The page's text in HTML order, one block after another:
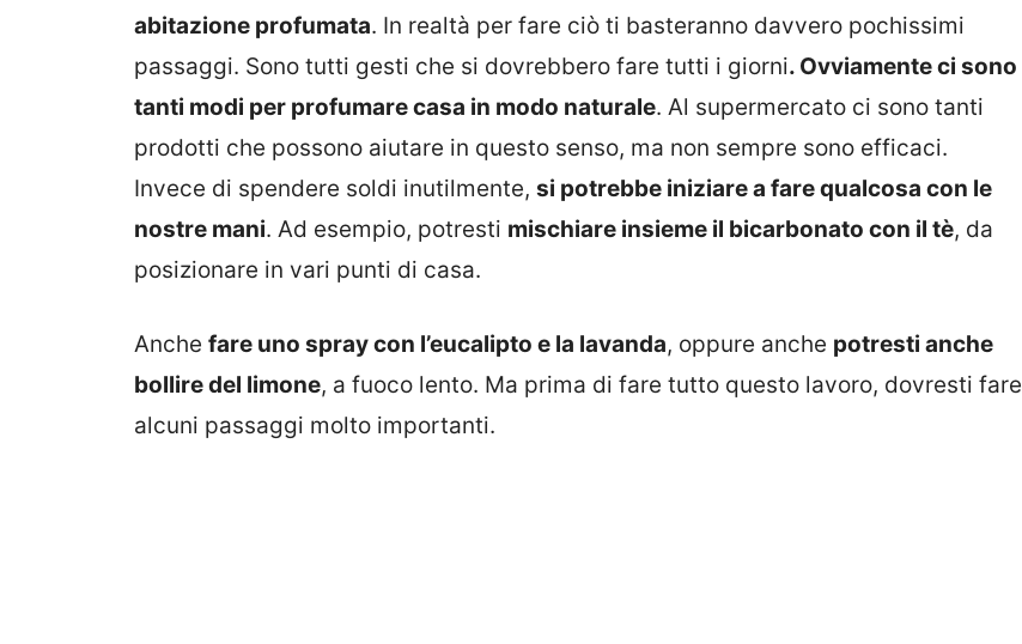
abitazione profumata. In realtà per fare ciò ti basteranno davvero pochissimi
passaggi. Sono tutti gesti che si dovrebbero fare tutti i giorni. Ovviamente ci sono
tanti modi per profumare casa in modo naturale. Al supermercato ci sono tanti
prodotti che possono aiutare in questo senso, ma non sempre sono efficaci.
Invece di spendere soldi inutilmente, si potrebbe iniziare a fare qualcosa con le
nostre mani. Ad esempio, potresti mischiare insieme il bicarbonato con il tè, da
posizionare in vari punti di casa.
Anche fare uno spray con l’eucalipto e la lavanda, oppure anche potresti anche
bollire del limone, a fuoco lento. Ma prima di fare tutto questo lavoro, dovresti fare
alcuni passaggi molto importanti.